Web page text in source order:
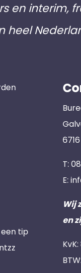
en interim,
heel
tip
T:
E:
Wij
en